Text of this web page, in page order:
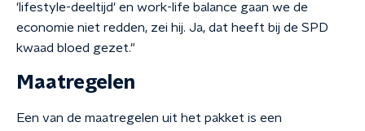
'lifestyle-deeltijd' en work-life balance gaan we de
economie niet redden, zei hij. Ja, dat heeft bij de SPD
kwaad bloed gezet."
Maatregelen
Een van de maatregelen uit het pakket is een